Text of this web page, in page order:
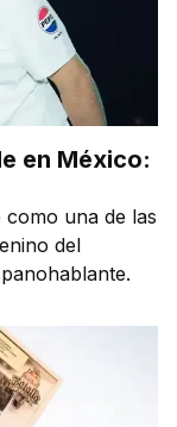
en México:
una de las
del